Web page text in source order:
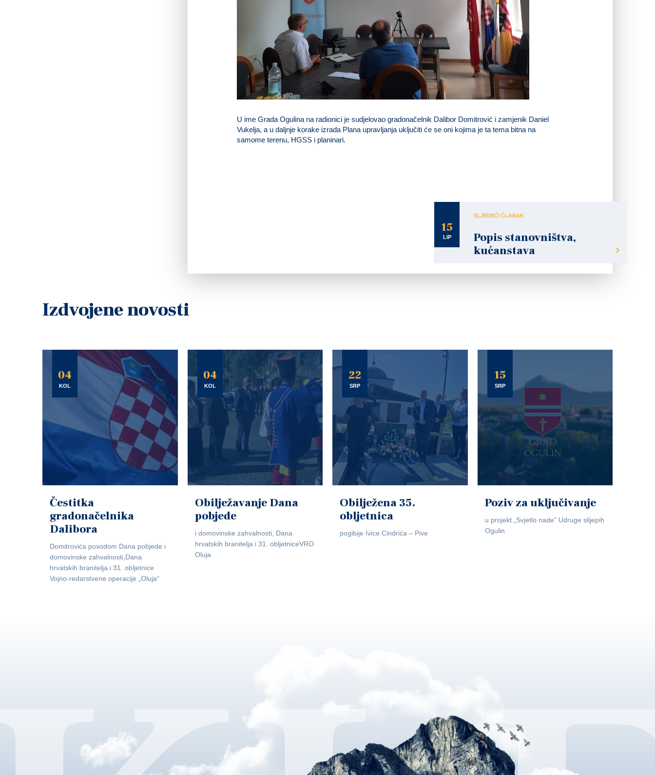
U ime Grada Ogulina na radionici je sudjelovao gradonačelnik Dalibor Domitrović i zamjenik Daniel
Vukelja, a u daljnje korake izrada Plana upravljanja uključiti će se oni kojima je ta tema bitna na
samome terenu, HGSS i planinari.
15
LIP
SLJEDEĆI ČLANAK
Popis stanovništva,
kućanstava
Izdvojene novosti
04
KOL
Čestitka
gradonačelnika
Dalibora
Domitrovića povodom Dana pobjede i
domovinske zahvalnosti,Dana
hrvatskih branitelja i 31. obljetnice
Vojno-redarstvene operacije „Oluja“
04
KOL
Obilježavanje Dana
pobjede
i domovinske zahvalnosti, Dana
hrvatskih branitelja i 31. obljetniceVRO
Oluja
22
SRP
Obilježena 35.
obljetnica
pogibije Ivice Cindrića – Pive
15
SRP
Poziv za uključivanje
u projekt „Svjetlo nade” Udruge slijepih
Ogulin